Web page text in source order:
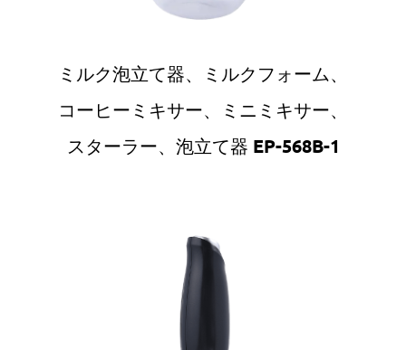
ミルク泡立て器、ミルクフォーム、
コーヒーミキサー、ミニミキサー、
スターラー、泡立て器 EP-568B-1